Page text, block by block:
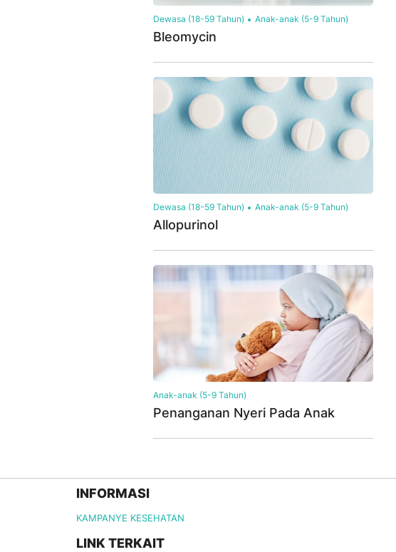
Dewasa (18-59 Tahun) Anak-anak (5-9 Tahun)
Bleomycin
Dewasa (18-59 Tahun) Anak-anak (5-9 Tahun)
Allopurinol
Anak-anak (5-9 Tahun)
Penanganan Nyeri Pada Anak
INFORMASI
KAMPANYE KESEHATAN
LINK TERKAIT